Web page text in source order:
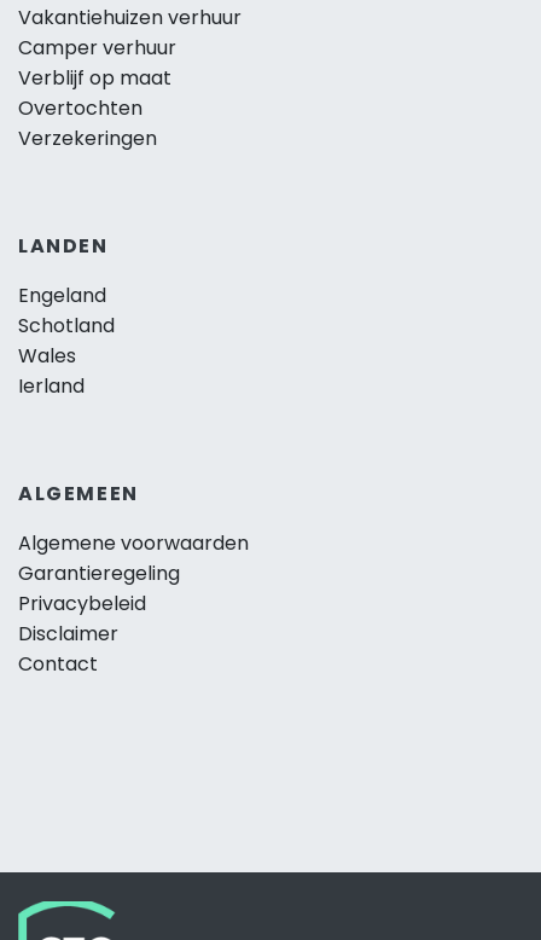
Vakantiehuizen verhuur
Camper verhuur
Verblijf op maat
Overtochten
Verzekeringen
LANDEN
Engeland
Schotland
Wales
Ierland
ALGEMEEN
Algemene voorwaarden
Garantieregeling
Privacybeleid
Disclaimer
Contact